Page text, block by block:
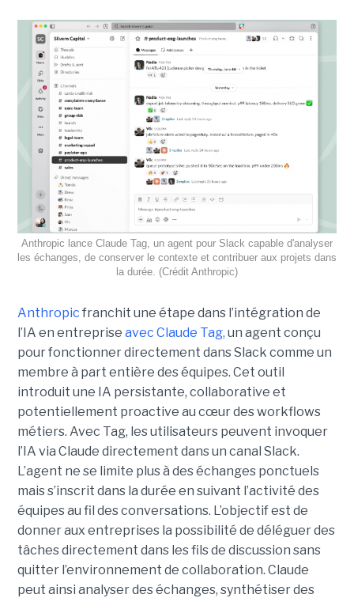
Anthropic lance Claude Tag, un agent pour Slack capable d'analyser
les échanges, de conserver le contexte et contribuer aux projets dans
la durée. (Crédit Anthropic)
Anthropic franchit une étape dans l’intégration de
l’IA en entreprise avec Claude Tag, un agent conçu
pour fonctionner directement dans Slack comme un
membre à part entière des équipes. Cet outil
introduit une IA persistante, collaborative et
potentiellement proactive au cœur des workflows
métiers. Avec Tag, les utilisateurs peuvent invoquer
l’IA via Claude directement dans un canal Slack.
L’agent ne se limite plus à des échanges ponctuels
mais s’inscrit dans la durée en suivant l’activité des
équipes au fil des conversations. L’objectif est de
donner aux entreprises la possibilité de déléguer des
tâches directement dans les fils de discussion sans
quitter l’environnement de collaboration. Claude
peut ainsi analyser des échanges, synthétiser des